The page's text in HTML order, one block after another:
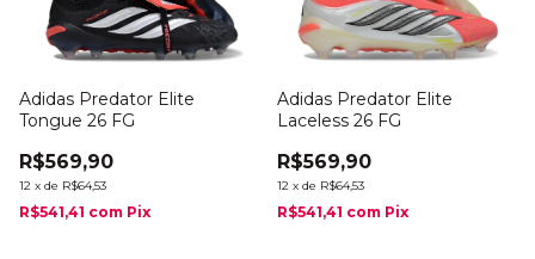
Adidas Predator Elite
Tongue 26 FG
R$569,90
12 x de R$64,53
R$541,41 com Pix
Adidas Predator Elite
Laceless 26 FG
R$569,90
12 x de R$64,53
R$541,41 com Pix